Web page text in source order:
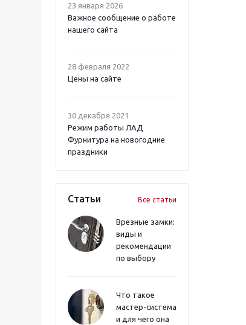
23 января 2026
Важное сообщение о работе
нашего сайта
28 февраля 2022
Цены на сайте
30 декабря 2021
Режим работы ЛАД
Фурнитура на новогодние
праздники
Статьи Все статьи
Врезные замки:
виды и
рекомендации
по выбору
Что такое
мастер-система
и для чего она